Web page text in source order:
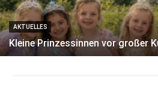
AKTUELLES
Kleine Prinzessinnen vor großer